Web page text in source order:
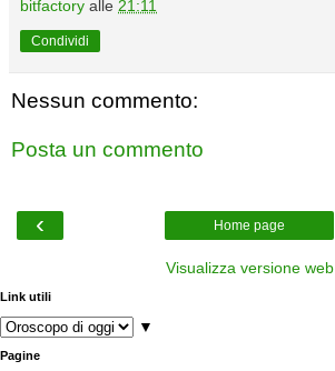
bitfactory alle 21:11
Condividi
Nessun commento:
Posta un commento
‹ Home page
Visualizza versione web
Link utili
▼
Pagine